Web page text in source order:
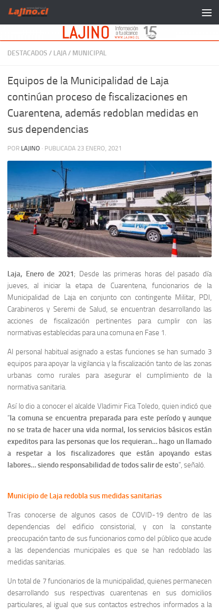
Saltar al contenido
DESTACADOS / LAJA/ MUNICIPAL
Equipos de la Municipalidad de Laja
continúan proceso de fiscalizaciones en
Cuarentena, además redoblan medidas en
sus dependencias
POR LAJINO · PUBLICADA 23 ENERO, 2021
Laja, Enero de 2021; Desde las primeras horas del pasado día
jueves, al iniciar la etapa de Cuarentena, funcionarios de la
Municipalidad de Laja en conjunto con contingente Militar, PDI,
Carabineros y Seremi de Salud, se encuentran desarrollando las
acciones de fiscalización pertinentes para cumplir con las
normativas establecidas para una comuna en Fase 1.
Al personal habitual asignado a estas funciones se han sumado 3
equipos para apoyar la vigilancia y la fiscalización tanto de las zonas
urbanas como rurales para asegurar el cumplimiento de la
normativa sanitaria.
Así lo dio a conocer el alcalde Vladimir Fica Toledo, quien indicó que
“la comuna se encuentra preparada para este período y aunque
no se trata de hacer una vida normal, los servicios básicos están
expeditos para las personas que los requieran… hago un llamado
a respetar a los fiscalizadores que están apoyando estas
labores… siendo responsabilidad de todos salir de esto”, señaló.
Municipio de Laja redobla sus medidas sanitarias
Tras conocerse de algunos casos de COVID-19 dentro de las
dependencias del edificio consistorial, y con la constante
preocupación tanto de sus funcionarios como del público que acude
a las dependencias municipales es que se han redoblado las
medidas sanitarias.
Un total de 7 funcionarios de la municipalidad, quienes permanecen
desarrollando sus respectivas cuarentenas en sus domicilios
particulares, al igual que sus contactos estrechos informados a la